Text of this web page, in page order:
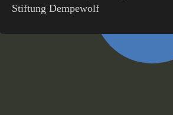
Stiftung Dempewolf